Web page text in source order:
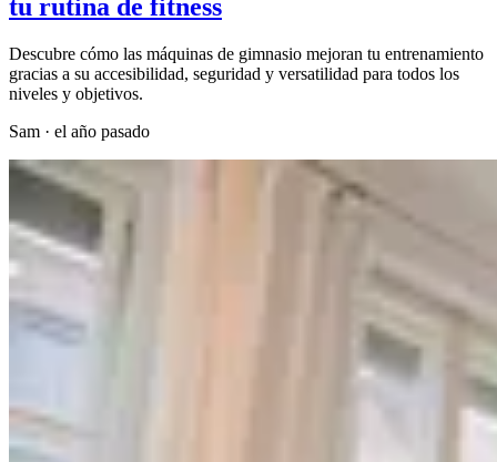
tu rutina de fitness
Descubre cómo las máquinas de gimnasio mejoran tu entrenamiento
gracias a su accesibilidad, seguridad y versatilidad para todos los
niveles y objetivos.
Sam · el año pasado